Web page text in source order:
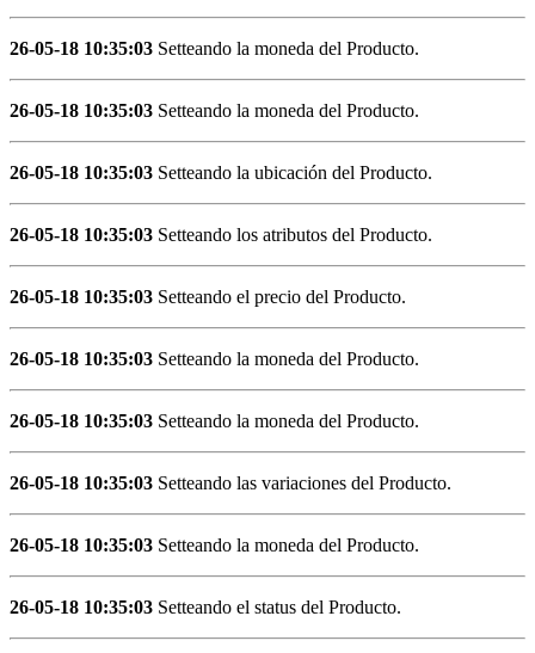
26-05-18 10:35:03 Setteando la moneda del Producto.
26-05-18 10:35:03 Setteando la moneda del Producto.
26-05-18 10:35:03 Setteando la ubicación del Producto.
26-05-18 10:35:03 Setteando los atributos del Producto.
26-05-18 10:35:03 Setteando el precio del Producto.
26-05-18 10:35:03 Setteando la moneda del Producto.
26-05-18 10:35:03 Setteando la moneda del Producto.
26-05-18 10:35:03 Setteando las variaciones del Producto.
26-05-18 10:35:03 Setteando la moneda del Producto.
26-05-18 10:35:03 Setteando el status del Producto.